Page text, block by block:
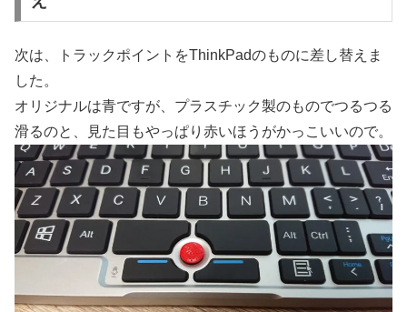
次は、トラックポイントをThinkPadのものに差し替えま
した。
オリジナルは青ですが、プラスチック製のものでつるつる
滑るのと、見た目もやっぱり赤いほうがかっこいいので。